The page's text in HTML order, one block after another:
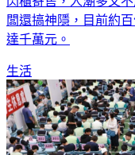
闆還搞神隱，目前約
達千萬元。
生活